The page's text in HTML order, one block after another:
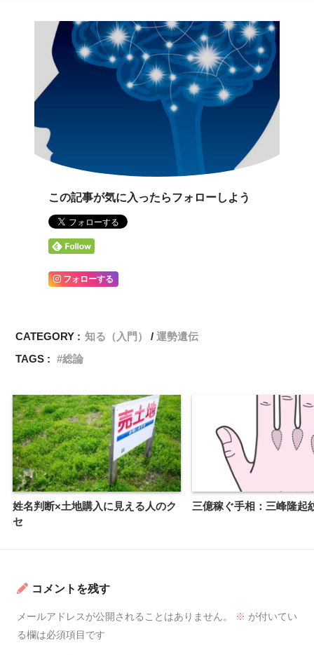
この記事が気に入ったらフォローしよう
フォローする
CATEGORY : 知る（入門）
運勢遺伝
TAGS :
総論
姓名判断×土地購入に見える人のク
セ
三億稼ぐ手相：三峰隆起
コメントを残す
メールアドレスが公開されることはありません。 ※ が付いてい
る欄は必須項目です